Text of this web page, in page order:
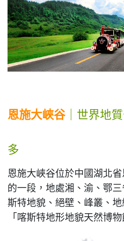
恩施大峽谷｜世界地
多
恩施大峽谷位於中國湖北
的一段，地處湘、渝、鄂
斯特地貌、絕壁、峰叢、
「喀斯特地形地貌天然博物